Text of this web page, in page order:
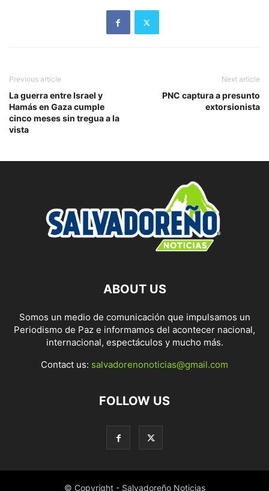
Previous article
La guerra entre Israel y
Hamás en Gaza cumple
cinco meses sin tregua a la
vista
Next article
PNC captura a presunto
extorsionista
ABOUT US
Somos un medio de comunicación que impulsamos un
Periodismo de Paz e informamos del acontecer nacional,
internacional, espectáculos y mucho más.
Contact us: salvadorenonoticias@gmail.com
FOLLOW US
© Copyright - Salvadoreño Noticias